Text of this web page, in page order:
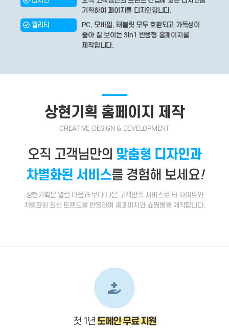
기획하여 페이지를 디자인합니다.
퀄리티
PC, 모바일, 태블릿 모두 호환되고 가독성이
좋아 잘 보이는 3in1 반응형 홈페이지를
제작합니다.
상현기획 홈페이지 제작
CREATIVE DESIGN & DEVELOPMENT
오직 고객님만의 맞춤형 디자인과
차별화된 서비스를 경험해 보세요!
상현기획은 열린 마음과 보다 나은 고객만족 서비스로 타 사이트와
차별화된 최신 트랜드를 반영하여 홈페이지와 쇼핑몰을 제작합니다.
첫 1년도메인 무료 지원